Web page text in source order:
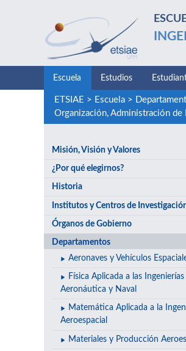
Escuela Estudios
ETSIAE > Escuela>
Organización, Administración de
Misión, Visión y Valores
¿Por qué elegirnos?
Historia
Institutos y Centros de
Órganos de Gobierno
Departamentos
Aeronaves y Vehículos
Física Aplicada a las Ingenierías
Aeronáutica y Naval
Matemática Aplicada a la
Aeroespacial
Materiales y Producción